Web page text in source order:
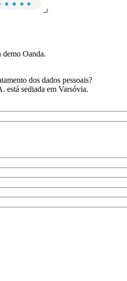
demo Oanda.
dos dados pessoais?
sediada em Varsóvia.